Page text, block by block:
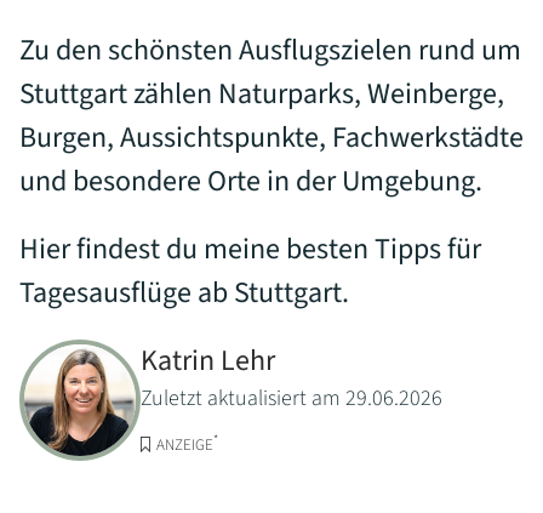
Zu den schönsten Ausflugszielen rund um
Stuttgart zählen Naturparks, Weinberge,
Burgen, Aussichtspunkte, Fachwerkstädte
und besondere Orte in der Umgebung.
Hier findest du meine besten Tipps für
Tagesausflüge ab Stuttgart.
Katrin Lehr
Zuletzt aktualisiert am 29.06.2026
ANZEIGE*